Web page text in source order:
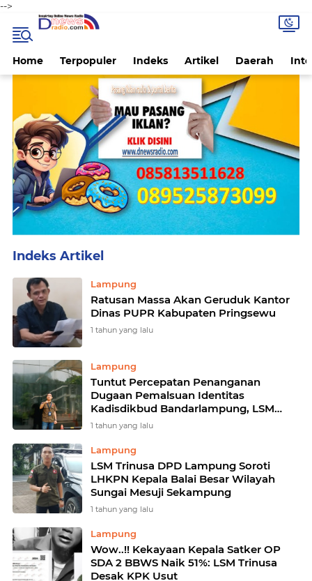
-->
Home Terpopuler Indeks Artikel Daerah
Lampung
Ratusan Massa Akan Geruduk Kantor
Dinas PUPR Kabupaten Pringsewu
1 tahun yang lalu
Lampung
Tuntut Percepatan Penanganan
Dugaan Pemalsuan Identitas
Kadisdikbud Bandarlampung, LSM
Trinusa Ancam Demo
1 tahun yang lalu
Lampung
LSM Trinusa DPD Lampung Soroti
LHKPN Kepala Balai Besar Wilayah
Sungai Mesuji Sekampung
1 tahun yang lalu
Lampung
Wow..!! Kekayaan Kepala Satker OP
SDA 2 BBWS Naik 51%: LSM Trinusa
Desak KPK Usut